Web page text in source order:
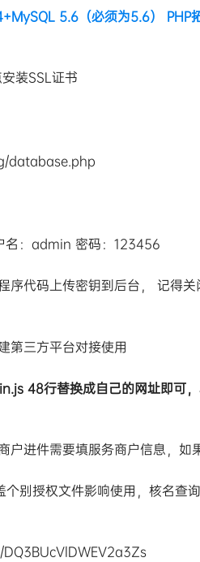
5.6 （必须为5.6）
装SSL证书
database.php
名：admin 密码：123456
序代码上传密钥到后台， 记得
第三方平台对接使用
48行替换成自己的网址即可
户进件需要填服务商户信息，
别授权文件影响使用，核名查